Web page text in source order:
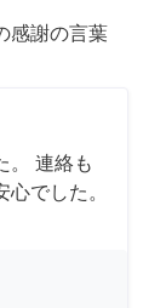
感謝の言葉
。 連絡も
でした。